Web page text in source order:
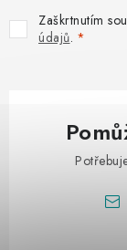
Zaškrtnutím
údajů.